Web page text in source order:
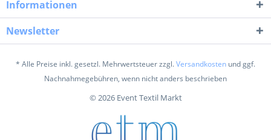
Informationen
Newsletter
* Alle Preise inkl. gesetzl. Mehrwertsteuer zzgl.Versandkosten und ggf.
Nachnahmegebühren, wenn nicht anders beschrieben
© 2026 Event Textil Markt